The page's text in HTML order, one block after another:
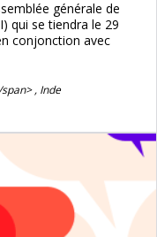
générale de
qui se tiendra le 29
conjonction avec
, Inde